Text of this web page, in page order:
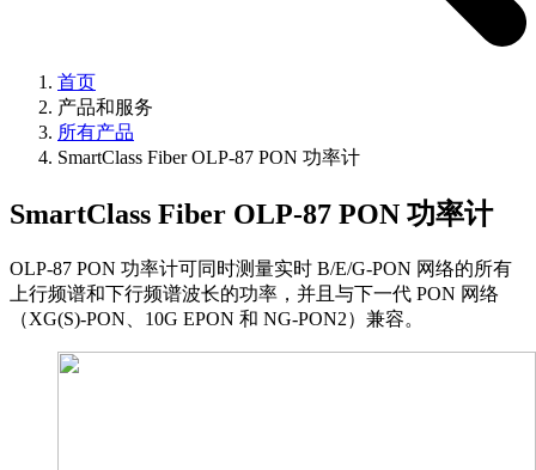
首页
产品和服务
所有产品
SmartClass Fiber OLP-87 PON 功率计
SmartClass Fiber OLP-87 PON 功率计
OLP-87 PON 功率计可同时测量实时 B/E/G-PON 网络的所有
上行频谱和下行频谱波长的功率，并且与下一代 PON 网络
（XG(S)-PON、10G EPON 和 NG-PON2）兼容。